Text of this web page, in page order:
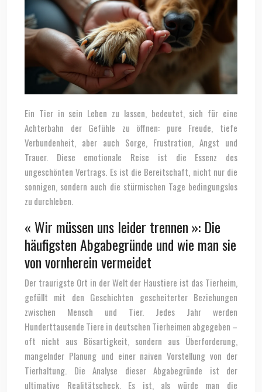
Ein Tier in sein Leben zu lassen, bedeutet, sich für eine
Achterbahn der Gefühle zu öffnen: pure Freude, tiefe
Verbundenheit, aber auch Sorge, Frustration, Angst und
Trauer. Diese emotionale Reise ist die Essenz des
ungeschönten Vertrags. Es ist die Bereitschaft, nicht nur die
sonnigen, sondern auch die stürmischen Tage bedingungslos
zu durchleben.
« Wir müssen uns leider trennen »: Die
häufigsten Abgabegründe und wie man sie
von vornherein vermeidet
Der traurigste Ort in der Welt der Haustiere ist das Tierheim,
gefüllt mit den Geschichten gescheiterter Beziehungen
zwischen Mensch und Tier. Jedes Jahr werden
Hunderttausende Tiere in deutschen Tierheimen abgegeben –
oft nicht aus Bösartigkeit, sondern aus Überforderung,
mangelnder Planung und einer naiven Vorstellung von der
Tierhaltung. Die Analyse dieser Abgabegründe ist der
ultimative Realitätscheck. Es ist, als würde man die